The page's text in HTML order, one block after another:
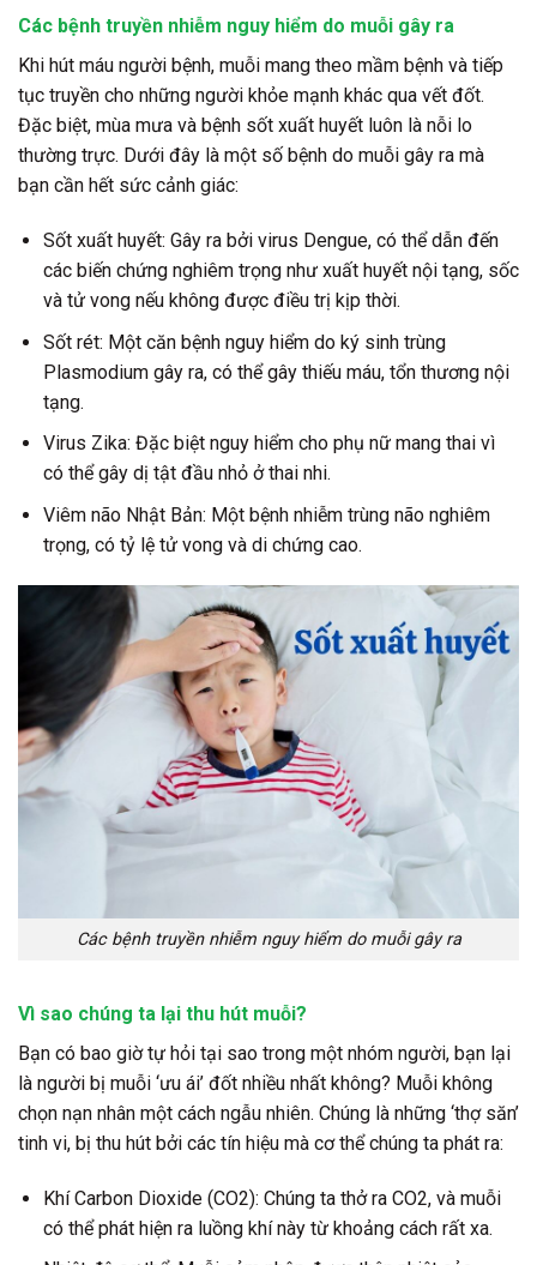
Các bệnh truyền nhiễm nguy hiểm do muỗi gây ra
Khi hút máu người bệnh, muỗi mang theo mầm bệnh và tiếp
tục truyền cho những người khỏe mạnh khác qua vết đốt.
Đặc biệt, mùa mưa và bệnh sốt xuất huyết luôn là nỗi lo
thường trực. Dưới đây là một số bệnh do muỗi gây ra mà
bạn cần hết sức cảnh giác:
Sốt xuất huyết: Gây ra bởi virus Dengue, có thể dẫn đến
các biến chứng nghiêm trọng như xuất huyết nội tạng, sốc
và tử vong nếu không được điều trị kịp thời.
Sốt rét: Một căn bệnh nguy hiểm do ký sinh trùng
Plasmodium gây ra, có thể gây thiếu máu, tổn thương nội
tạng.
Virus Zika: Đặc biệt nguy hiểm cho phụ nữ mang thai vì
có thể gây dị tật đầu nhỏ ở thai nhi.
Viêm não Nhật Bản: Một bệnh nhiễm trùng não nghiêm
trọng, có tỷ lệ tử vong và di chứng cao.
Các bệnh truyền nhiễm nguy hiểm do muỗi gây ra
Vì sao chúng ta lại thu hút muỗi?
Bạn có bao giờ tự hỏi tại sao trong một nhóm người, bạn lại
là người bị muỗi ‘ưu ái’ đốt nhiều nhất không? Muỗi không
chọn nạn nhân một cách ngẫu nhiên. Chúng là những ‘thợ săn’
tinh vi, bị thu hút bởi các tín hiệu mà cơ thể chúng ta phát ra:
Khí Carbon Dioxide (CO2): Chúng ta thở ra CO2, và muỗi
có thể phát hiện ra luồng khí này từ khoảng cách rất xa.